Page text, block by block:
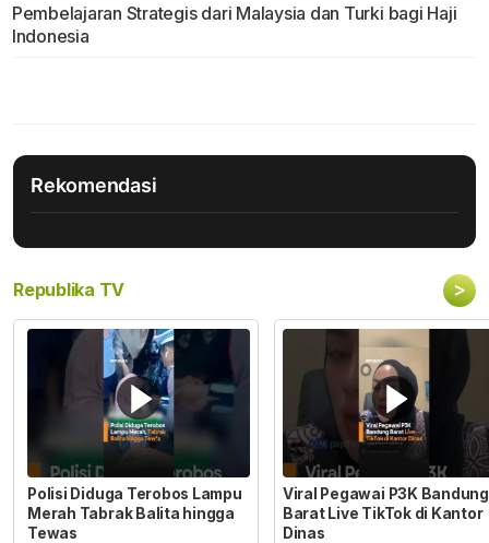
Pembelajaran Strategis dari Malaysia dan Turki bagi Haji
Indonesia
Rekomendasi
Republika TV >
Polisi Diduga Terobos Lampu
Merah Tabrak Balita hingga
Tewas
Viral Pegawai P3K Bandung
Barat Live TikTok di Kantor
Dinas